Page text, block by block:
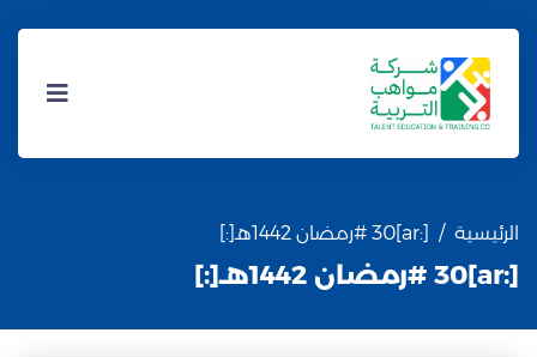
الرئيسية [:ar]30 #رمضان 1442هـ[:]
[:ar]30 #رمضان 1442هـ[:]